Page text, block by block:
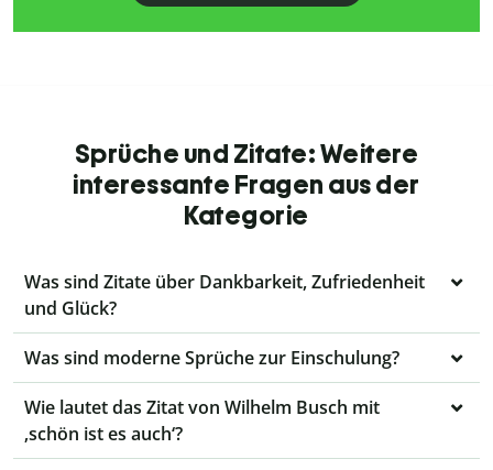
Sprüche und Zitate: Weitere
interessante Fragen aus der
Kategorie
Was sind Zitate über Dankbarkeit, Zufriedenheit
und Glück?
Was sind moderne Sprüche zur Einschulung?
Wie lautet das Zitat von Wilhelm Busch mit
‚schön ist es auch‘?